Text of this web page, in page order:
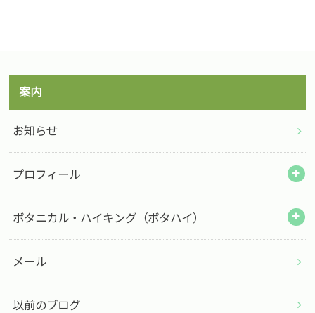
案内
お知らせ
プロフィール
ボタニカル・ハイキング（ボタハイ）
メール
以前のブログ